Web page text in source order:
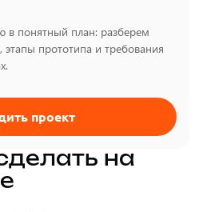
понятный план: разберем
этапы прототипа и требования
проект
на